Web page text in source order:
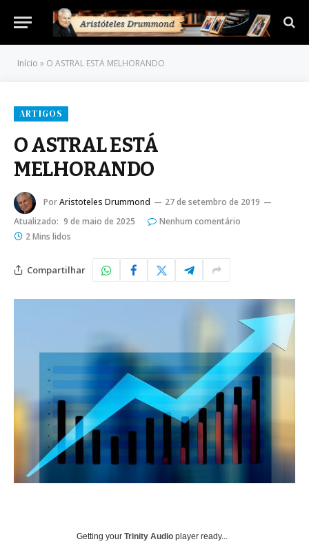
Início » O ASTRAL ESTÁ MELHORANDO
ARTIGOS
O ASTRAL ESTÁ
MELHORANDO
PorAristoteles Drummond
27 de setembro de 2019
Atualizado: 9 de maio de 2025
Nenhum comentário
2 Mins lidos
Compartilhar
Getting your Trinity Audio player ready...